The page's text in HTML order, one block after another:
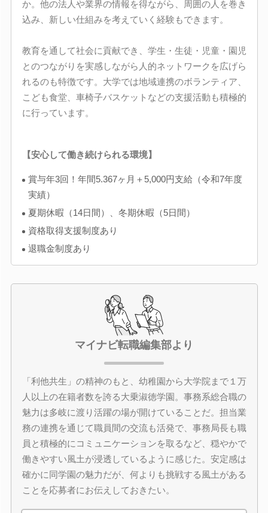
か。他の法人や業界の情報を得ながら、周囲の人を巻き
込み、新しい仕組みを考えていく経験もできます。
教育を通して社会に貢献でき、学生・生徒・児童・園児
とのつながりを実感しながら人的ネットワークを広げら
れるのも特徴です。大学では地域連携のボランティア、
こども食堂、車椅子バスケットなどの支援活動も積極的
に行っています。
【安心して働き続けられる環境】
賞与年3回！年間5.367ヶ月＋5,000円支給（令和7年度
実績）
夏期休暇（14日間）、冬期休暇（5日間）
資格取得支援制度あり
退職金制度あり
マイナビ転職編集部より
「利他共生」の精神のもと、幼稚園から大学院まで１万
人以上の在籍者数を誇る大乗淑徳学園。事務系総合職の
魅力は多岐に渡り活躍の場が開けていることだ。担当業
務の連携を通じて職員間の交流も活発で、事務局長も職
員と積極的にコミュニケーションを取るなど、穏やかで
働きやすい風土が浸透しているように感じた。安定感は
確かに同学園の魅力だが、何よりも挑戦する風土がある
ことを応募者にお伝えしておきたい。